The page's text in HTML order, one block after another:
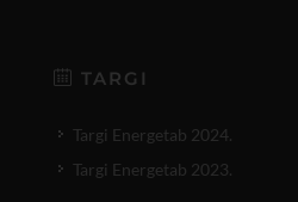
TARGI
Targi Energetab 2024.
Targi Energetab 2023.